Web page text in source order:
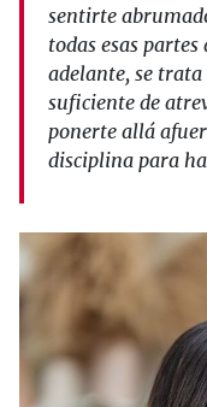
sentirte
todas esas
adelante, se
suficiente de
ponerte allá
disciplina para